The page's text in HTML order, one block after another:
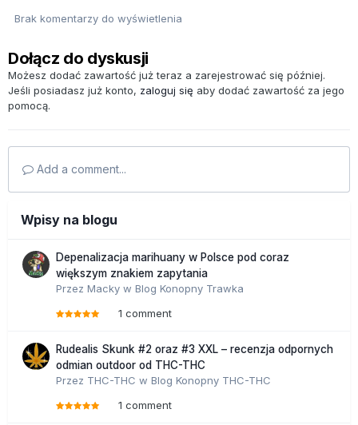
Brak komentarzy do wyświetlenia
Dołącz do dyskusji
Możesz dodać zawartość już teraz a zarejestrować się później.
Jeśli posiadasz już konto, zaloguj się aby dodać zawartość za jego
pomocą.
Add a comment...
Wpisy na blogu
Depenalizacja marihuany w Polsce pod coraz
większym znakiem zapytania
Przez Macky w Blog Konopny Trawka
1 comment
Rudealis Skunk #2 oraz #3 XXL – recenzja odpornych
odmian outdoor od THC-THC
Przez THC-THC w Blog Konopny THC-THC
1 comment